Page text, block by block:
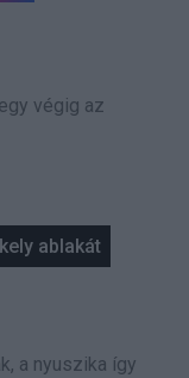
végig az
ablakát
a nyuszika így